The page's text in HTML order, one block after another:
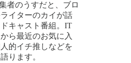
者のうすだと、ブロ
イターのカイが話
キャスト番組。IT
ら最近のお気に入
的イチ推しなどを
ります。